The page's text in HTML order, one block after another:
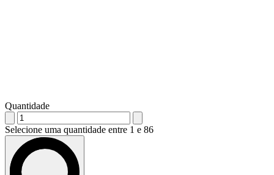
Quantidade
Selecione uma quantidade entre 1 e 86